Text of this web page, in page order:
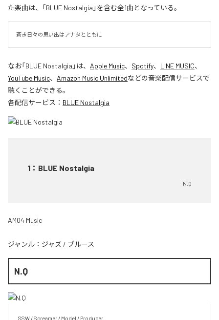
た楽曲は、「BLUE Nostalgia」を含む全1曲となっている。
蒼き日々の思い出はアナタとともに
なお「BLUE Nostalgia 」は、 Apple Music、 Spotify、 LINE MUSIC、
YouTube Music、 Amazon Music Unlimitedなどの音楽配信サービスで
聴くことができる。
各配信サービス： BLUE Nostalgia
1 ： BLUE Nostalgia
N.Q
AM04 Music
ジャンル： ジャズ / ブルース
N.Q
SSW / Screamer / Model / Producer